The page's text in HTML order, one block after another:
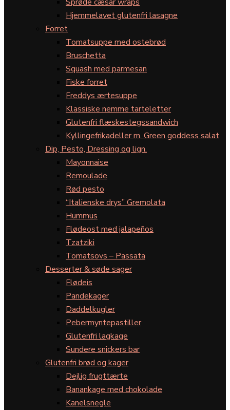
Hjemmelavet glutenfri lasagne
Forret
Tomatsuppe med ostebrød
Bruschetta
Squash med parmesan
Fiske forret
Freddys ærtesuppe
Klassiske nemme tarteletter
Glutenfri flæskestegssandwich
Kyllingefrikadeller m. Green goddess salat
Dip, Pesto, Dressing og lign.
Mayonnaise
Remoulade
Rød pesto
“Italienske drys” Gremolata
Hummus
Flødeost med jalapeños
Tzatziki
Tomatsovs – Passata
Desserter & søde sager
Flødeis
Pandekager
Daddelkugler
Pebermyntepastiller
Glutenfri lagkage
Sundere snickers bar
Glutenfri brød og kager
Dejlig frugttærte
Banankage med chokolade
Kanelsnegle